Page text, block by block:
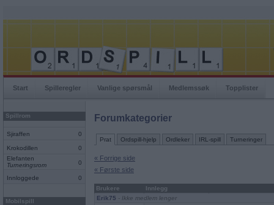
Start Spilleregler Vanlige spørsmål Medlemssøk Topplister
Spillrom
Sjiraffen 0
Krokodillen
0
Elefanten
Turneringsrom
0
Innloggede 0
Mobilspill
Forumkategorier
Prat Ordspill-hjelp Ordleker IRL-spill Turneringer
« Forrige side
« Første side
Brukere
Innlegg
Erik75 - Ikke medlem lenger